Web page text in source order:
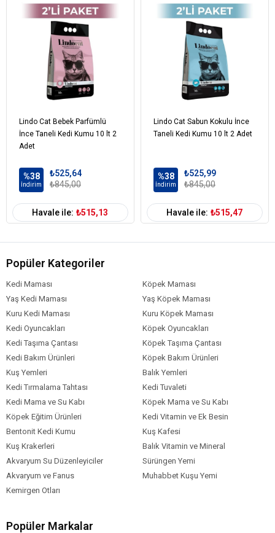
Haftada bir kez kumun tamamını dökerek kum kabını
temizleyiniz.
Lindo Cat Bebek Parfümlü
İnce Taneli Kedi Kumu 10 lt 2
Adet
%38
İndirim
₺525,64
₺845,00
Havale ile: ₺515,13
Lindo Cat Sabun Kokulu İnce
Taneli Kedi Kumu 10 lt 2 Adet
%38
İndirim
₺525,99
₺845,00
Havale ile: ₺515,47
Popüler Kategoriler
Kedi Maması
Köpek Maması
Yaş Kedi Maması
Yaş Köpek Maması
Kuru Kedi Maması
Kuru Köpek Maması
Kedi Oyuncakları
Köpek Oyuncakları
Kedi Taşıma Çantası
Köpek Taşıma Çantası
Kedi Bakım Ürünleri
Köpek Bakım Ürünleri
Kuş Yemleri
Balık Yemleri
Kedi Tırmalama Tahtası
Kedi Tuvaleti
Kedi Mama ve Su Kabı
Köpek Mama ve Su Kabı
Köpek Eğitim Ürünleri
Kedi Vitamin ve Ek Besin
Bentonit Kedi Kumu
Kuş Kafesi
Kuş Krakerleri
Balık Vitamin ve Mineral
Akvaryum Su Düzenleyiciler
Sürüngen Yemi
Akvaryum ve Fanus
Muhabbet Kuşu Yemi
Kemirgen Otları
Popüler Markalar